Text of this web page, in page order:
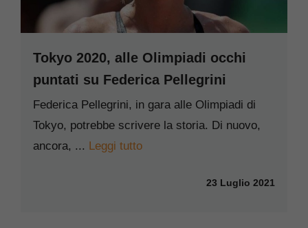
Tokyo 2020, alle Olimpiadi occhi
puntati su Federica Pellegrini
Federica Pellegrini, in gara alle Olimpiadi di
Tokyo, potrebbe scrivere la storia. Di nuovo,
ancora, ... Leggi tutto
23 Luglio 2021